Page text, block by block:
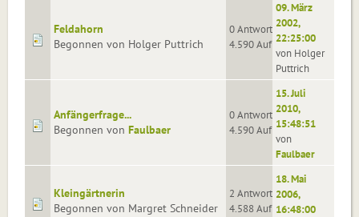
Feldahorn
Begonnen von Holger Puttrich
0 Antworten
4.590 Aufrufe
09. März
2002,
22:25:00
von Holger
Puttrich
Anfängerfrage...
Begonnen von Faulbaer
0 Antworten
4.590 Aufrufe
15. Juli
2010,
15:48:51
von
Faulbaer
Kleingärtnerin
Begonnen von Margret Schneider
2 Antworten
4.588 Aufrufe
18. Mai
2006,
16:48:00